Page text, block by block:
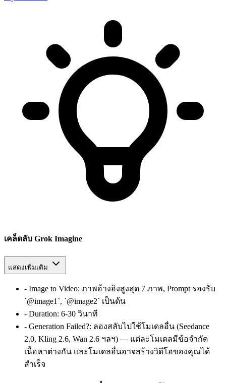
เคล็ดลับ Grok Imagine
แสดงเพิ่มเติม
- Image to Video: ภาพอ้างอิงสูงสุด 7 ภาพ, Prompt รองรับ
`@image1`, `@image2` เป็นต้น
- Duration: 6-30 วินาที
- Generation Failed?: ลองสลับไปใช้โมเดลอื่น (Seedance
2.0, Kling 2.6, Wan 2.6 ฯลฯ) — แต่ละโมเดลมีข้อจำกัด
เนื้อหาต่างกัน และโมเดลอื่นอาจสร้างวิดีโอของคุณได้
สำเร็จ